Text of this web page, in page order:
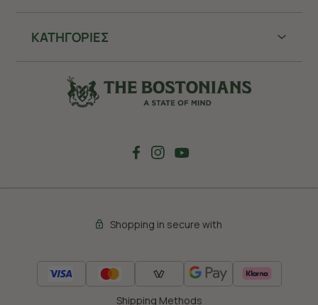
ΚΑΤΗΓΟΡΙΕΣ
Shopping in secure with
Shipping Methods